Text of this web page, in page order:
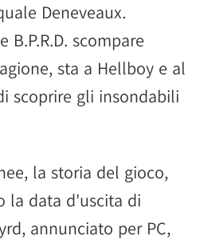
Deneveaux.
scompare
sta a Hellboy e al
scoprire gli insondabili
la storia del gioco,
la data d'uscita di
annunciato per PC,